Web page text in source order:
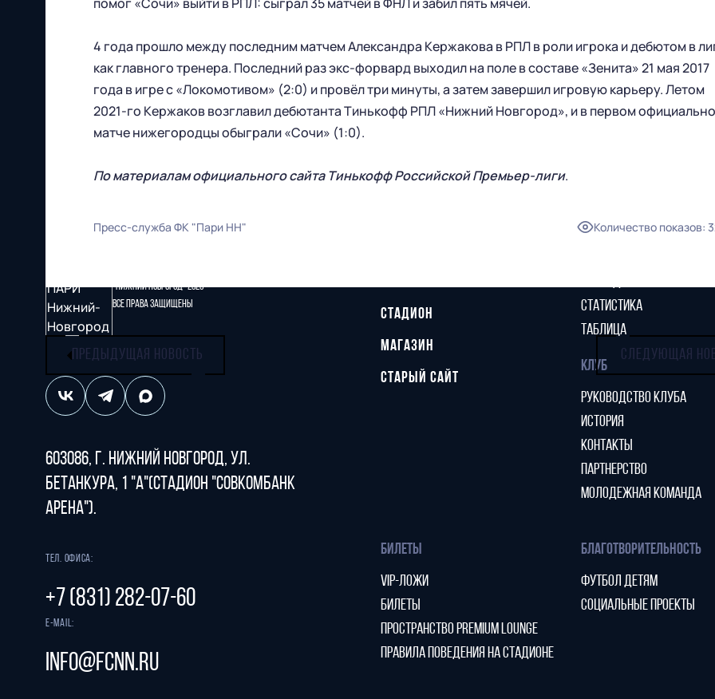
4 года прошло между последним матчем Александра Кержакова в РПЛ в роли игрока и дебютом в
как главного тренера. Последний раз экс-форвард выходил на поле в составе «Зенита» 21 мая 2017
года в игре с «Локомотивом» (2:0) и провёл три минуты, а затем завершил игровую карьеру. Летом
2021-го Кержаков возглавил дебютанта Тинькофф РПЛ «Нижний Новгород», и в первом
матче нижегородцы обыграли «Сочи» (1:0).
По материалам официального сайта Тинькофф Российской Премьер-лиги.
Пресс-служба ФК "Пари НН" Количество показов:
ПРЕДЫДУЩАЯ НОВОСТЬ СЛЕДУЮЩАЯ
"Нижний Новгород" 2026
Все права защищены
603086, г. Нижний Новгород, ул.
Бетанкура, 1 "А"(стадион "СОВКОМБАНК
АРЕНА").
Тел. офиса:
+7 (831) 282-07-60
E-mail:
info@fcnn.ru
СТАДИОН
МАГАЗИН
СТАРЫЙ САЙТ
СТАТИСТИКА
ТАБЛИЦА
КЛУБ
РУКОВОДСТВО КЛУБА
ИСТОРИЯ
КОНТАКТЫ
ПАРТНЕРСТВО
МОЛОДЕЖНАЯ КОМАНДА
БИЛЕТЫ
VIP-ЛОЖИ
БИЛЕТЫ
ПРОСТРАНСТВО PREMIUM LOUNGE
ПРАВИЛА ПОВЕДЕНИЯ НА СТАДИОНЕ
БЛАГОТВОРИТЕЛЬНОСТЬ
ФУТБОЛ ДЕТЯМ
СОЦИАЛЬНЫЕ ПРОЕКТЫ